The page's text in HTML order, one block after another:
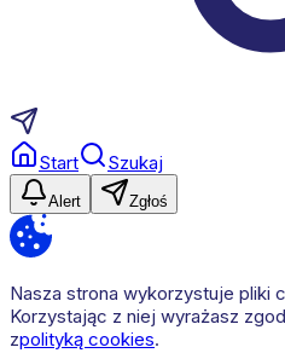
Start Szukaj
Alert Zgłoś
Nasza strona wykorzystuje pliki
Korzystając z niej wyrażasz
zpolityką cookies.